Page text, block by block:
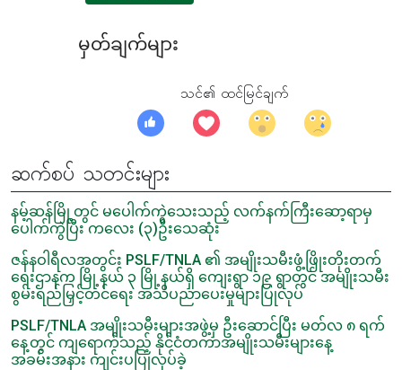
မှတ်ချက်များ
သင်၏ ထင်မြင်ချက်
ဆက်စပ် သတင်းများ
နမ့်ဆန်မြို့တွင် မပေါက်ကွဲသေးသည့် လက်နက်ကြီးဆော့ရာမှ
ပေါက်ကွဲပြီး ကလေး (၃)ဦးသေဆုံး
ဇန်နဝါရီလအတွင်း PSLF/TNLA ၏ အမျိုးသမီးဖွံ့ဖြိုးတိုးတက်
ရေးဌာနက မြို့နယ် ၃ မြို့နယ်ရှိ ကျေးရွာ ၁၉ ရွာတွင် အမျိုးသမီး
စွမ်းရည်မြှင့်တင်ရေး အသိပညာပေးမှုများပြုလုပ်
PSLF/TNLA အမျိုးသမီးများအဖွဲ့မှ ဦးဆောင်ပြီး မတ်လ ၈ ရက်
နေ့တွင် ကျရောက်သည့် နိုင်ငံတကာအမျိုးသမီးများနေ့
အခမ်းအနား ကျင်းပပြုလုပ်ခဲ့